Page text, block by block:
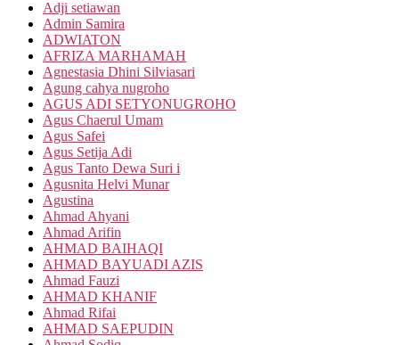
Adji setiawan
Admin Samira
ADWIATON
AFRIZA MARHAMAH
Agnestasia Dhini Silviasari
Agung cahya nugroho
AGUS ADI SETYONUGROHO
Agus Chaerul Umam
Agus Safei
Agus Setija Adi
Agus Tanto Dewa Suri i
Agusnita Helvi Munar
Agustina
Ahmad Ahyani
Ahmad Arifin
AHMAD BAIHAQI
AHMAD BAYUADI AZIS
Ahmad Fauzi
AHMAD KHANIF
Ahmad Rifai
AHMAD SAEPUDIN